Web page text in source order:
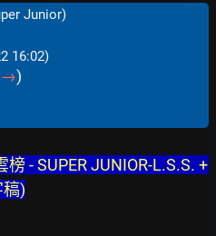
Junior)
16:02)
→)
- SUPER JUNIOR-L.S.S. +
稿)